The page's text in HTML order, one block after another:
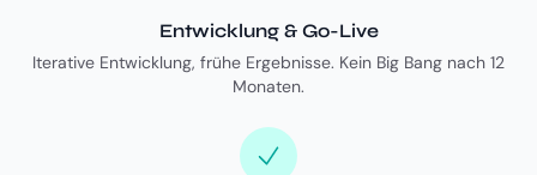
Entwicklung & Go-Live
Iterative Entwicklung, frühe Ergebnisse. Kein Big Bang nach 12
Monaten.